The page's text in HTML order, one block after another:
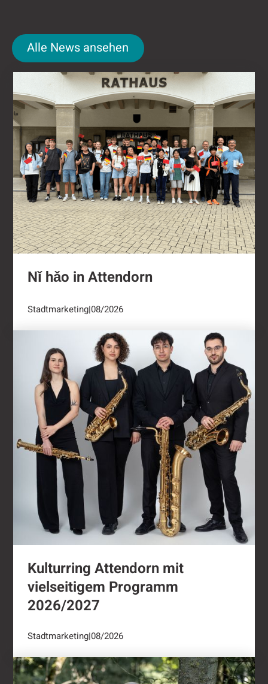
Alle News ansehen
Alle News ansehen
Nǐ hǎo in Attendorn
Nǐ hǎo in Attendorn
Stadtmarketing|08/2026
Kulturring Attendorn mit vielseitigem
Kulturring Attendorn mit
vielseitigem Programm
2026/2027
Stadtmarketing|08/2026
"Oli radelt"...nach Attendorn